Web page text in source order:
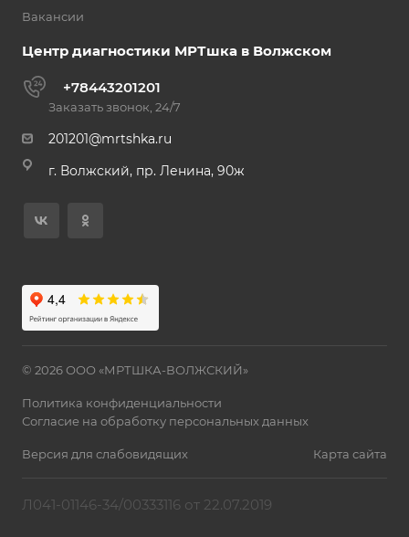
Вакансии
Центр диагностики МРТшка в Волжском
+78443201201
Заказать звонок, 24/7
201201@mrtshka.ru
г. Волжский, пр. Ленина, 90ж
© 2026 ООО «МРТШКА-ВОЛЖСКИЙ»
Политика конфиденциальности
Согласие на обработку персональных данных
Версия для слабовидящих Карта сайта
Л041-01146-34/00333116 от 22.07.2019